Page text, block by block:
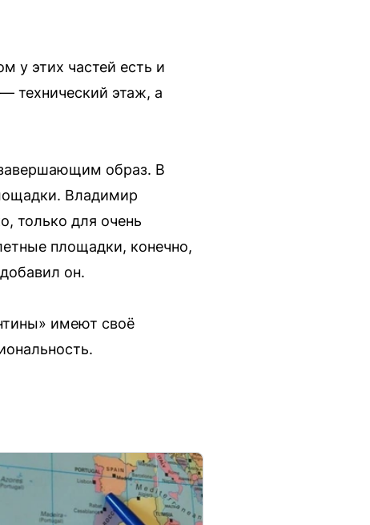
у этих частей есть и
технический этаж, а
образ. В
Владимир
только для очень
площадки, конечно,
он.
имеют своё